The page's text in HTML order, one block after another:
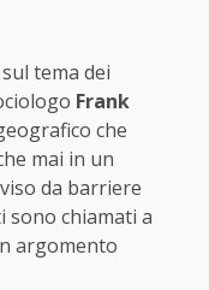
tema dei
Frank
che
mai in un
da barriere
sono chiamati a
argomento